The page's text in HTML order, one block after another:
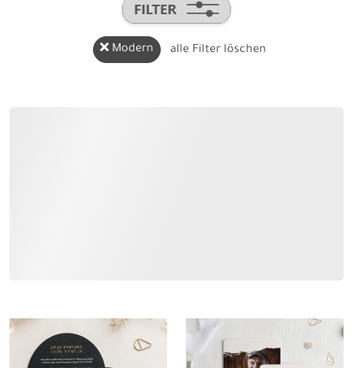
Modern alle Filter löschen